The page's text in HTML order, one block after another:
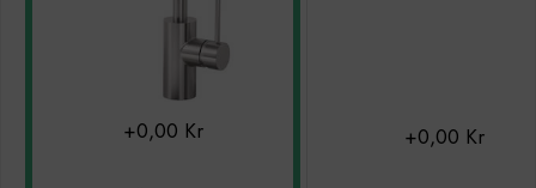
+0,00 Kr +0,00 Kr